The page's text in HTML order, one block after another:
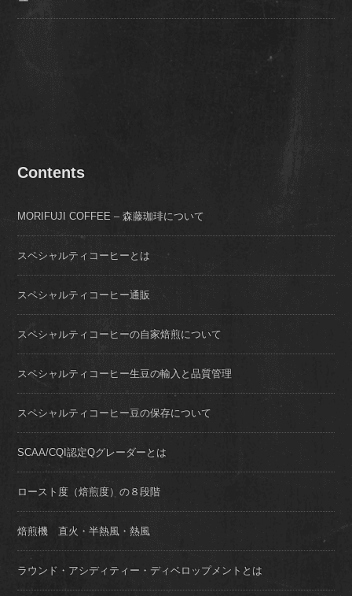
Contents
MORIFUJI COFFEE – 森藤珈琲について
スペシャルティコーヒーとは
スペシャルティコーヒー通販
スペシャルティコーヒーの自家焙煎について
スペシャルティコーヒー生豆の輸入と品質管理
スペシャルティコーヒー豆の保存について
SCAA/CQI認定Qグレーダーとは
ロースト度（焙煎度）の８段階
焙煎機 直火・半熱風・熱風
ラウンド・アシディティー・ディベロップメントとは